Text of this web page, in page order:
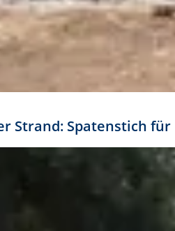
Strand: Spatenstich